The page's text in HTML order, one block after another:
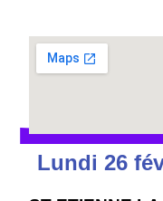
Lundi 26